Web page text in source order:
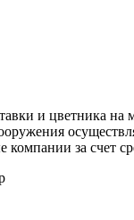
и цветника
за счет